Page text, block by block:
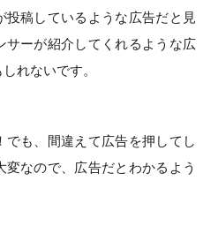
稿しているような広告だと見
サーが紹介してくれるような広
れないです。
も、間違えて広告を押してし
変なので、広告だとわかるよう